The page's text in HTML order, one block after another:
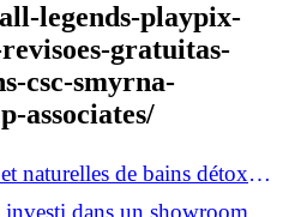
legends-playpix-
gratuitas-
csc-smyrna-
associates/
naturelles de bains détox
dans un showroom-